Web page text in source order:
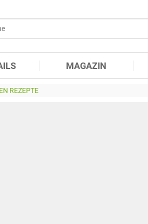
MAGAZIN
REZEPTE